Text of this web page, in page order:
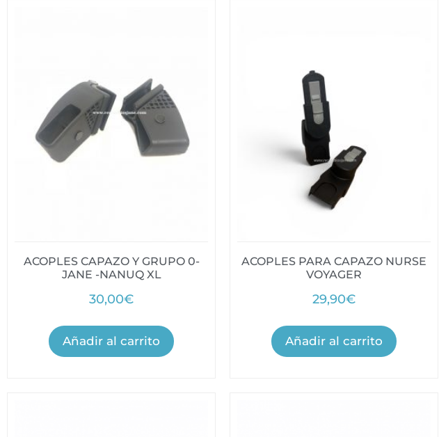
ACOPLES CAPAZO Y GRUPO 0-
JANE -NANUQ XL
30,00€
Añadir al carrito
ACOPLES PARA CAPAZO NURSE
VOYAGER
29,90€
Añadir al carrito